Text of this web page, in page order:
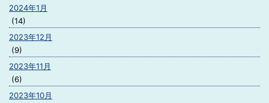
2024年1月
(14)
2023年12月
(9)
2023年11月
(6)
2023年10月